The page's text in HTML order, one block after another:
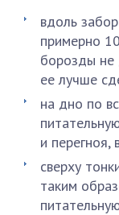
вдоль
примерно
борозды
ее лучше
на дно по
и перегноя,
сверху
таким